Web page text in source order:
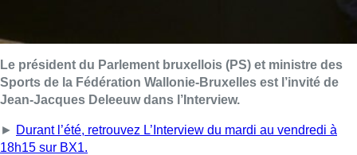
Le président du Parlement bruxellois (PS) et ministre des
Sports de la Fédération Wallonie-Bruxelles est l’invité de
Jean-Jacques Deleeuw dans l’Interview.
► Durant l’été, retrouvez L’Interview du mardi au vendredi à
18h15 sur BX1.